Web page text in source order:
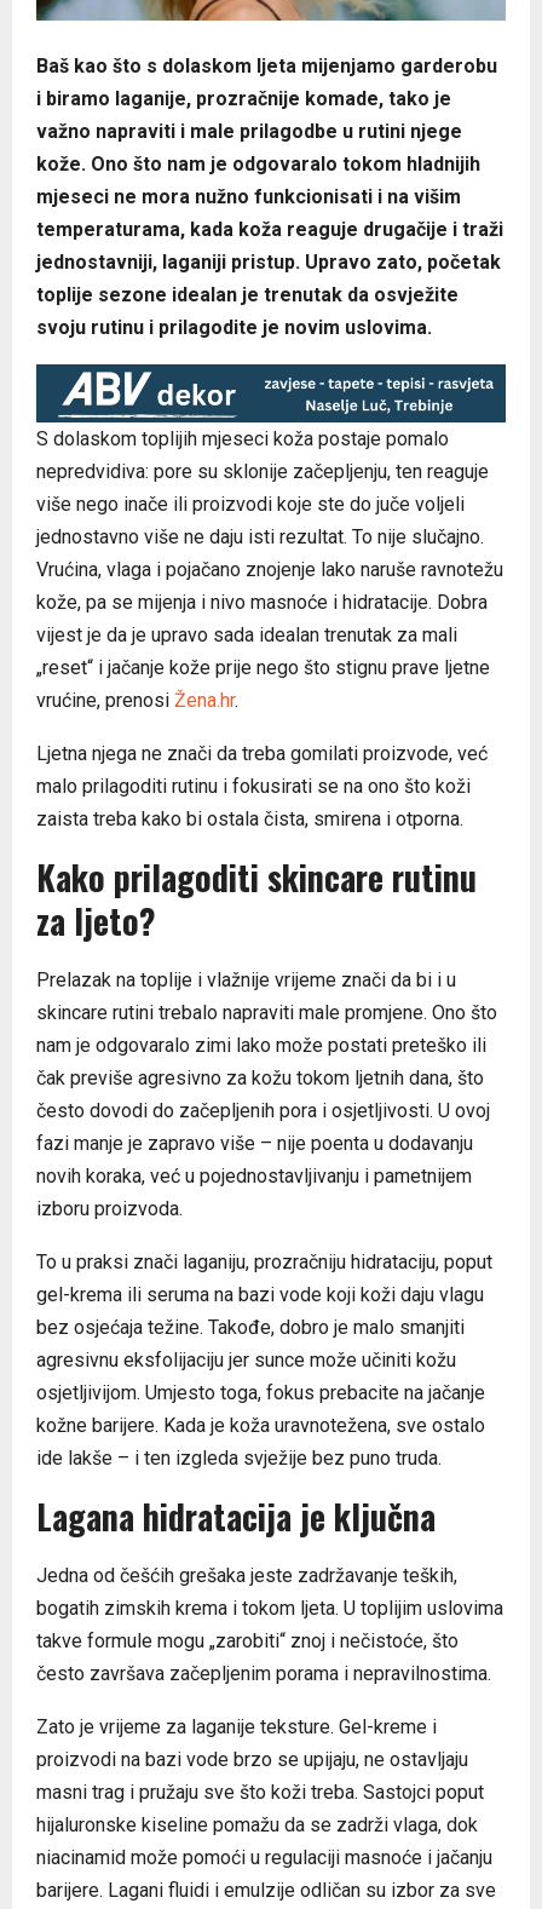
Baš kao što s dolaskom ljeta mijenjamo garderobu
i biramo laganije, prozračnije komade, tako je
važno napraviti i male prilagodbe u rutini njege
kože. Ono što nam je odgovaralo tokom hladnijih
mjeseci ne mora nužno funkcionisati i na višim
temperaturama, kada koža reaguje drugačije i traži
jednostavniji, laganiji pristup. Upravo zato, početak
toplije sezone idealan je trenutak da osvježite
svoju rutinu i prilagodite je novim uslovima.
S dolaskom toplijih mjeseci koža postaje pomalo
nepredvidiva: pore su sklonije začepljenju, ten reaguje
više nego inače ili proizvodi koje ste do juče voljeli
jednostavno više ne daju isti rezultat. To nije slučajno.
Vrućina, vlaga i pojačano znojenje lako naruše ravnotežu
kože, pa se mijenja i nivo masnoće i hidratacije. Dobra
vijest je da je upravo sada idealan trenutak za mali
„reset“ i jačanje kože prije nego što stignu prave ljetne
vrućine, prenosi Žena.hr.
Ljetna njega ne znači da treba gomilati proizvode, već
malo prilagoditi rutinu i fokusirati se na ono što koži
zaista treba kako bi ostala čista, smirena i otporna.
Kako prilagoditi skincare rutinu
za ljeto?
Prelazak na toplije i vlažnije vrijeme znači da bi i u
skincare rutini trebalo napraviti male promjene. Ono što
nam je odgovaralo zimi lako može postati preteško ili
čak previše agresivno za kožu tokom ljetnih dana, što
često dovodi do začepljenih pora i osjetljivosti. U ovoj
fazi manje je zapravo više – nije poenta u dodavanju
novih koraka, već u pojednostavljivanju i pametnijem
izboru proizvoda.
To u praksi znači laganiju, prozračniju hidrataciju, poput
gel-krema ili seruma na bazi vode koji koži daju vlagu
bez osjećaja težine. Takođe, dobro je malo smanjiti
agresivnu eksfolijaciju jer sunce može učiniti kožu
osjetljivijom. Umjesto toga, fokus prebacite na jačanje
kožne barijere. Kada je koža uravnotežena, sve ostalo
ide lakše – i ten izgleda svježije bez puno truda.
Lagana hidratacija je ključna
Jedna od češćih grešaka jeste zadržavanje teških,
bogatih zimskih krema i tokom ljeta. U toplijim uslovima
takve formule mogu „zarobiti“ znoj i nečistoće, što
često završava začepljenim porama i nepravilnostima.
Zato je vrijeme za laganije teksture. Gel-kreme i
proizvodi na bazi vode brzo se upijaju, ne ostavljaju
masni trag i pružaju sve što koži treba. Sastojci poput
hijaluronske kiseline pomažu da se zadrži vlaga, dok
niacinamid može pomoći u regulaciji masnoće i jačanju
barijere. Lagani fluidi i emulzije odličan su izbor za sve